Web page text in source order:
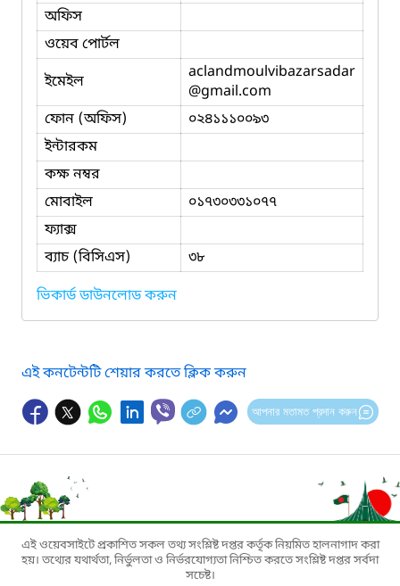
অফিস
ওয়েব পোর্টল
ইমেইল
aclandmoulvibazarsadar
@gmail.com
ফোন (অফিস)
০২৪১১১০০৯৩
ইন্টারকম
কক্ষ নম্বর
মোবাইল
০১৭৩০৩৩১০৭৭
ফ্যাক্স
ব্যাচ (বিসিএস)
৩৮
ভিকার্ড ডাউনলোড করুন
এই কনটেন্টটি শেয়ার করতে ক্লিক করুন
আপনার মতামত প্রদান করুন
এই ওয়েবসাইটে প্রকাশিত সকল তথ্য সংশ্লিষ্ট দপ্তর কর্তৃক নিয়মিত হালনাগাদ করা
হয়। তথ্যের যথার্থতা, নির্ভুলতা ও নির্ভরযোগ্যতা নিশ্চিত করতে সংশ্লিষ্ট দপ্তর সর্বদা
সচেষ্ট।